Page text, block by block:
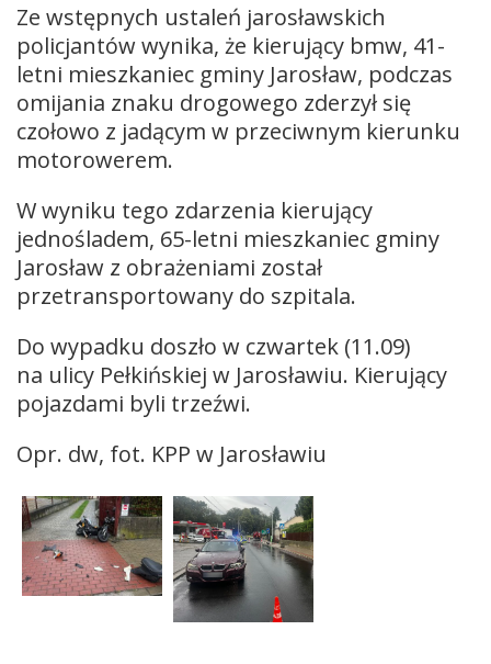
Ze wstępnych ustaleń jarosławskich
policjantów wynika, że kierujący bmw, 41-
letni mieszkaniec gminy Jarosław, podczas
omijania znaku drogowego zderzył się
czołowo z jadącym w przeciwnym kierunku
motorowerem.
W wyniku tego zdarzenia kierujący
jednośladem, 65-letni mieszkaniec gminy
Jarosław z obrażeniami został
przetransportowany do szpitala.
Do wypadku doszło w czwartek (11.09)
na ulicy Pełkińskiej w Jarosławiu. Kierujący
pojazdami byli trzeźwi.
Opr. dw, fot. KPP w Jarosławiu